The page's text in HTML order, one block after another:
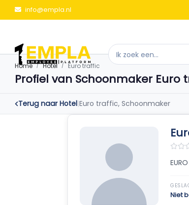
info@empla.nl
Home Hotel Euro traffic
Profiel van Schoonmaker Euro
Terug naar Hotel|Euro traffic, Schoonmaker
Niet